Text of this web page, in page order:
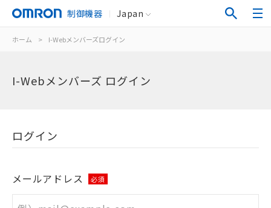
制御機器 Japan
ホーム > I-Webメンバーズログイン
I-Webメンバーズ ログイン
ログイン
メールアドレス 必須